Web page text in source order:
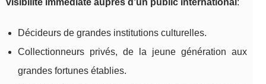
visibilité immédiate auprès d’un public international :
Décideurs de grandes institutions culturelles.
Collectionneurs privés, de la jeune génération aux
grandes fortunes établies.